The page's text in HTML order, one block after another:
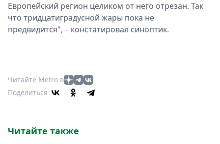
Европейский регион целиком от него отрезан. Так
что тридцатиградусной жары пока не
предвидится", – констатировал синоптик.
Читайте Metro в
Поделиться
Читайте также